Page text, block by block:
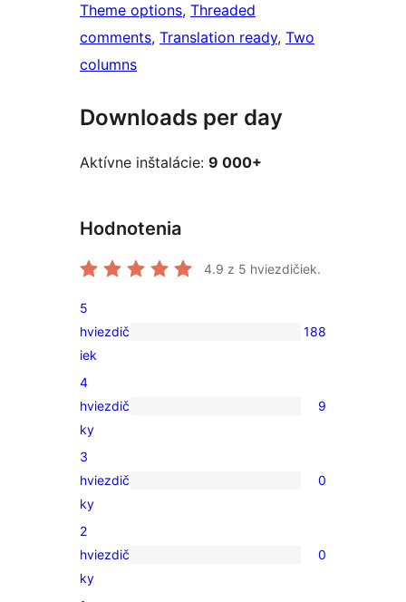
Theme options, Threaded
comments, Translation ready, Two
columns
Downloads per day
Aktívne inštalácie: 9 000+
Hodnotenia
4.9 z 5 hviezdičiek.
188
recenzií
s
5-
hviezdičkovým
hodnotením
5
hviezdič
iek
188
9
recenzií
s
4-
hviezdičkovým
hodnotením
4
hviezdič
ky
9
0
recenzií
s
3-
hviezdičkovým
3
hviezdič
ky
0
0
recenzií
2
hviezdič
ky
0